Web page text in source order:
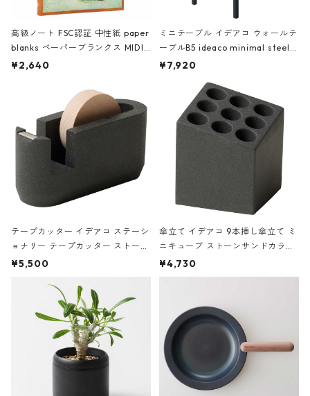
高級ノート FSC認証 中性紙 paper
blanks ペーパーブランクス MIDI
ハードカバー 罫線 ヴァン・ゴッホ
¥2,640
ミニテーブル イデアコ ウォールテ
ーブルB5 ideaco minimal steel f
urniture WALL Table B5 ネイビー
¥7,920
テープカッター イデアコ ステーシ
ョナリー テープカッター ストーン
サンドカラー 石調 ideaco Station
¥5,500
傘立て イデアコ 9本挿し傘立て ミ
ニキューブ ストーンサンドカラー
石調 ideaco Umbrella Stand CUB
E ストーンサンドブラック
¥4,730